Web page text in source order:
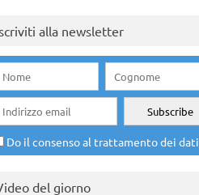
alla newsletter
Do il consenso al trattamento dei dati
del giorno